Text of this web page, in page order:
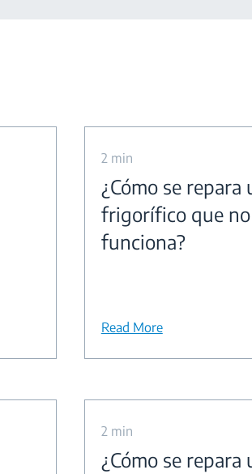
2 min
¿Cómo se repara
frigorífico que no
funciona?
Read More
2 min
¿Cómo se repara